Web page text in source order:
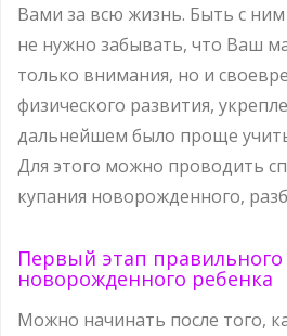
Вами за всю жизнь. Быть с ним
не нужно забывать, что Ваш
только внимания, но и
физического развития,
дальнейшем было проще
Для этого можно проводить
купания новорожденного,
Первый этап правильного
новорожденного ребенка
Можно начинать после того,